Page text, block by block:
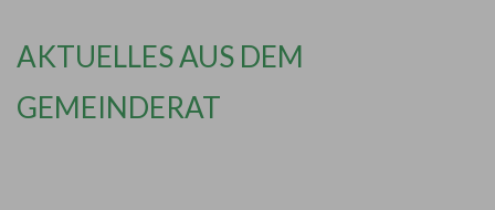
AKTUELLES AUS DEM
GEMEINDERAT